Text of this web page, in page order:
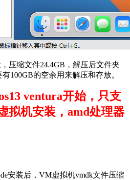
，压缩文件24.4GB，解压后文件夹
100GB的空余用来解压和存放。
ventura开始，只支
拟机安装，amd处理器
安装后，VM虚拟机vmdk文件压缩